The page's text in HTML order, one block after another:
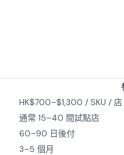
HK$700–$1,300 / SKU / 店
通常 15–40 間試點店
60–90 日後付
3–5 個月